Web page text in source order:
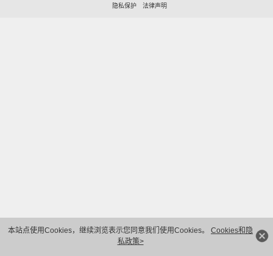
本站点使用Cookies，继续浏览表示您同意我们使用Cookies。 Cookies和隐
私政策>
隐私保护
法律声明